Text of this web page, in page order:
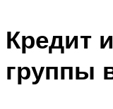
Кредит
группы